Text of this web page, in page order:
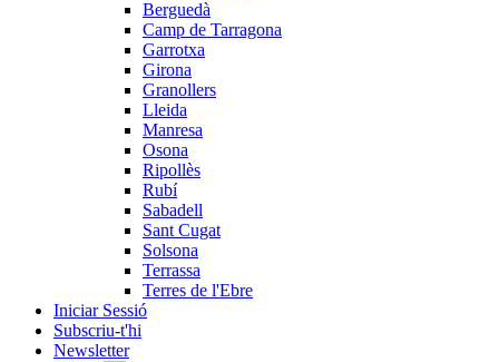
Berguedà
Camp de Tarragona
Garrotxa
Girona
Granollers
Lleida
Manresa
Osona
Ripollès
Rubí
Sabadell
Sant Cugat
Solsona
Terrassa
Terres de l'Ebre
Iniciar Sessió
Subscriu-t'hi
Newsletter